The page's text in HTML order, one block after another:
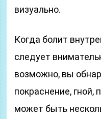
визуально.
Когда болит
следует
возможно, вы
покраснение, гной,
может быть